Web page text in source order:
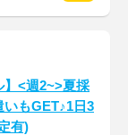
】<週2~>夏採
もGET♪1日3
有)